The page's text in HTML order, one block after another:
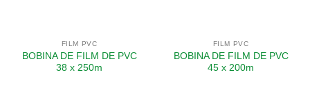
FILM PVC
BOBINA DE FILM DE PVC
38 x 250m
FILM PVC
BOBINA DE FILM DE PVC
45 x 200m